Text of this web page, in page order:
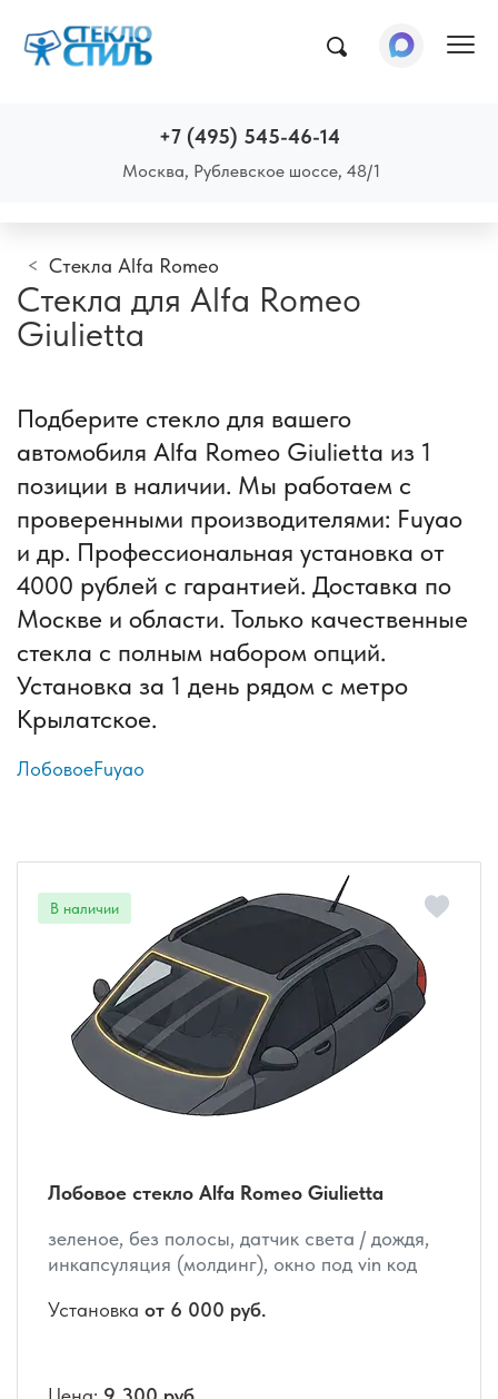
+7 (495) 545-46-14
Москва, Рублевское шоссе, 48/1
Стекла Alfa Romeo
Стекла для Alfa Romeo
Giulietta
Подберите стекло для вашего
автомобиля Alfa Romeo Giulietta из 1
позиции в наличии. Мы работаем с
проверенными производителями: Fuyao
и др. Профессиональная установка от
4000 рублей с гарантией. Доставка по
Москве и области. Только качественные
стекла с полным набором опций.
Установка за 1 день рядом с метро
Крылатское.
ЛобовоеFuyao
Лобовое стекло Alfa Romeo Giulietta
зеленое, без полосы, датчик света / дождя,
инкапсуляция (молдинг), окно под vin код
Установка от 6 000 руб.